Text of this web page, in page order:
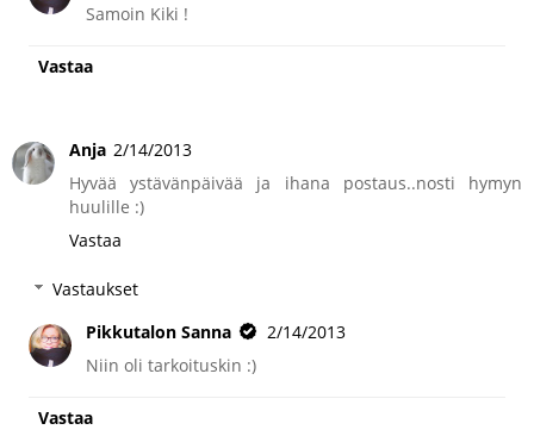
Samoin Kiki !
Vastaa
Anja 2/14/2013
Hyvää ystävänpäivää ja ihana postaus..nosti hymyn
huulille :)
Vastaa
Vastaukset
Pikkutalon Sanna
2/14/2013
Niin oli tarkoituskin :)
Vastaa